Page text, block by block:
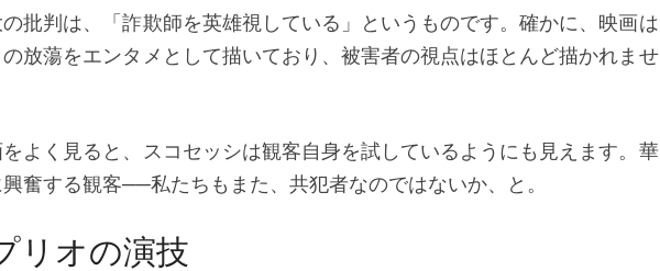
批判は、「詐欺師を英雄視している」というものです。確かに、映画は
放蕩をエンタメとして描いており、被害者の視点はほとんど描かれませ
をよく見ると、スコセッシは観客自身を試しているようにも見えます。華
奮する観客──私たちもまた、共犯者なのではないか、と。
リオの演技